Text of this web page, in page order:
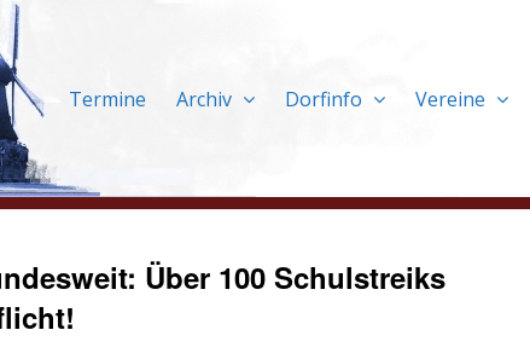
Termine Archiv Dorfinfo Vereine
Über 100 Schulstreiks